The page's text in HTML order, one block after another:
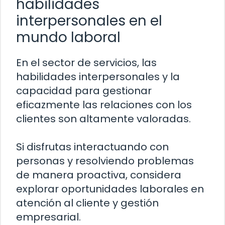
habilidades
interpersonales en el
mundo laboral
En el sector de servicios, las
habilidades interpersonales y la
capacidad para gestionar
eficazmente las relaciones con los
clientes son altamente valoradas.
Si disfrutas interactuando con
personas y resolviendo problemas
de manera proactiva, considera
explorar oportunidades laborales en
atención al cliente y gestión
empresarial.